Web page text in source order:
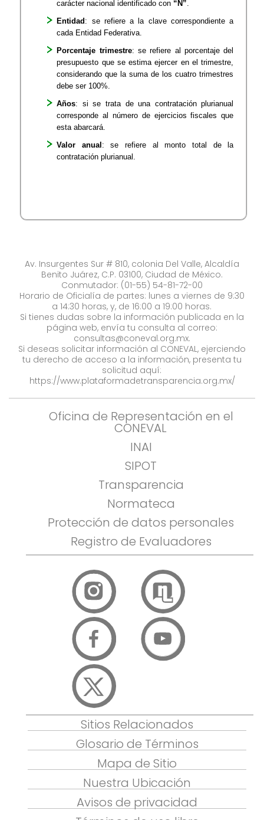
carácter nacional identificado con “N”.
Entidad : se refiere a la clave correspondiente a
cada Entidad Federativa.
Porcentaje trimestre: se refiere al porcentaje del
presupuesto que se estima ejercer en el trimestre,
considerando que la suma de los cuatro trimestres
debe ser 100%.
Años: si se trata de una contratación plurianual
corresponde al número de ejercicios fiscales que
esta abarcará.
Valor anual : se refiere al monto total de la
contratación plurianual.
Av. Insurgentes Sur # 810, colonia Del Valle, Alcaldía
Benito Juárez, C.P. 03100, Ciudad de México.
Conmutador: (01-55) 54-81-72-00
Horario de Oficialía de partes: lunes a viernes de 9:30
a 14:30 horas, y, de 16:00 a 19:00 horas.
Si tienes dudas sobre la información publicada en la
página web, envía tu consulta al correo:
consultas@coneval.org.mx.
Si deseas solicitar información al CONEVAL, ejerciendo
tu derecho de acceso a la información, presenta tu
solicitud aquí:
https://www.plataformadetransparencia.org.mx/
Oficina de Representación en el
CONEVAL
INAI
SIPOT
Transparencia
Normateca
Protección de datos personales
Registro de Evaluadores
Sitios Relacionados
Glosario de Términos
Mapa de Sitio
Nuestra Ubicación
Avisos de privacidad